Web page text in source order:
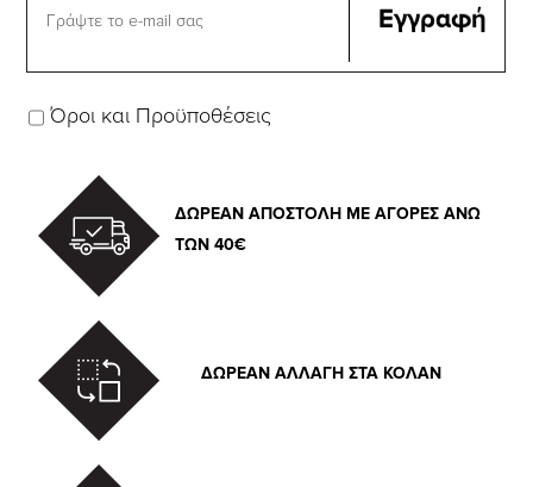
Όροι και Προϋποθέσεις
ΔΩΡΕΑΝ ΑΠΟΣΤΟΛΗ ΜΕ ΑΓΟΡΕΣ ΑΝΩ
ΤΩΝ 40€
ΔΩΡΕΑΝ ΑΛΛΑΓΗ ΣΤΑ ΚΟΛΑΝ